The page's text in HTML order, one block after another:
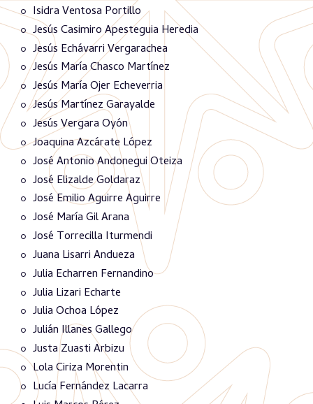
Isidra Ventosa Portillo
Jesús Casimiro Apesteguia Heredia
Jesús Echávarri Vergarachea
Jesús María Chasco Martínez
Jesús María Ojer Echeverria
Jesús Martínez Garayalde
Jesús Vergara Oyón
Joaquina Azcárate López
José Antonio Andonegui Oteiza
José Elizalde Goldaraz
José Emilio Aguirre Aguirre
José María Gil Arana
José Torrecilla Iturmendi
Juana Lisarri Andueza
Julia Echarren Fernandino
Julia Lizari Echarte
Julia Ochoa López
Julián Illanes Gallego
Justa Zuasti Arbizu
Lola Ciriza Morentin
Lucía Fernández Lacarra